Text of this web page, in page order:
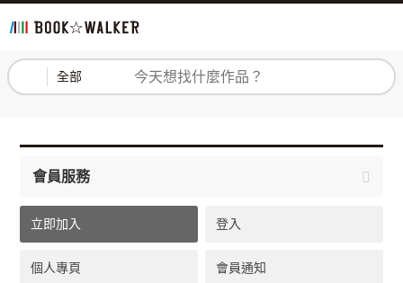
全部 登入 註冊
會員服務
立即加入 登入
個人專頁 會員通知